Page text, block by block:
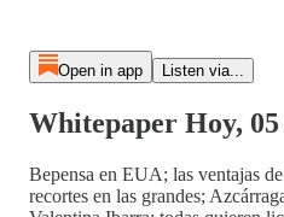
Open in app Listen via...
Whitepaper Hoy, 05
Bepensa en EUA; las ventajas
recortes en las grandes;